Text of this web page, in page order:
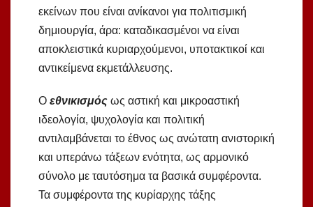
εκείνων που είναι ανίκανοι για πολιτισμική
δημιουργία, άρα: καταδικασμένοι να είναι
αποκλειστικά κυριαρχούμενοι, υποτακτικοί και
αντικείμενα εκμετάλλευσης.
Ο εθνικισμός ως αστική και μικροαστική
ιδεολογία, ψυχολογία και πολιτική
αντιλαμβάνεται το έθνος ως ανώτατη ανιστορική
και υπεράνω τάξεων ενότητα, ως αρμονικό
σύνολο με ταυτόσημα τα βασικά συμφέροντα.
Τα συμφέροντα της κυρίαρχης τάξης